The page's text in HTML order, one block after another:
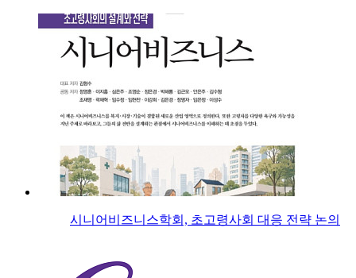
시니어비즈니스학회, 초고령사회 대응 전략 논의